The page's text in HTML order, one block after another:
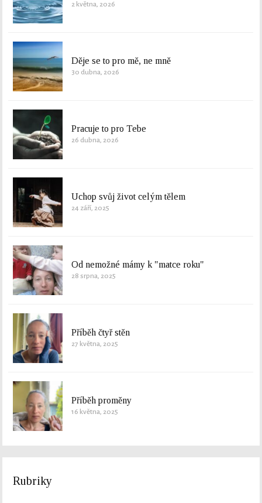
2 května, 2026
Děje se to pro mě, ne mně
30 dubna, 2026
Pracuje to pro Tebe
26 dubna, 2026
Uchop svůj život celým tělem
24 září, 2025
Od nemožné mámy k "matce roku"
28 srpna, 2025
Příběh čtyř stěn
27 května, 2025
Příběh proměny
16 května, 2025
Rubriky